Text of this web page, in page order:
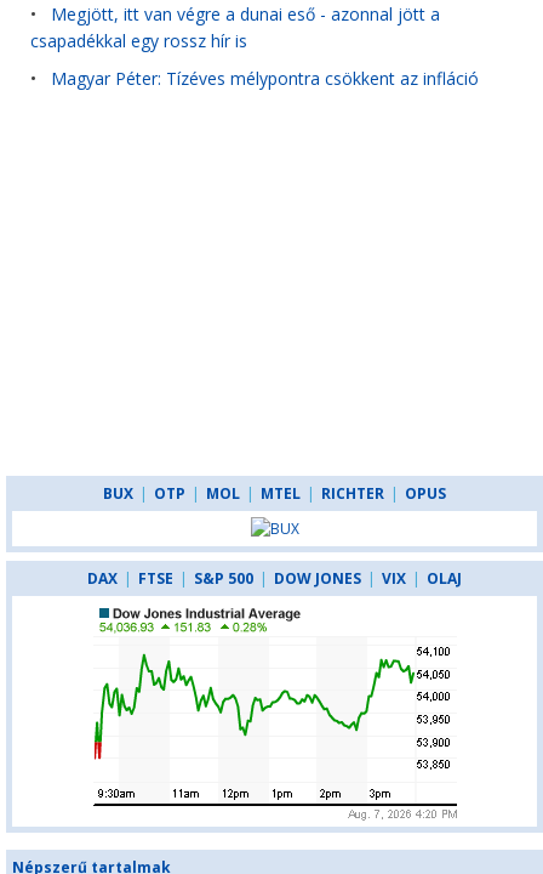
• Megjött, itt van végre a dunai eső - azonnal jött a
csapadékkal egy rossz hír is
• Magyar Péter: Tízéves mélypontra csökkent az infláció
BUX | OTP | MOL | MTEL | RICHTER | OPUS
DAX | FTSE | S&P 500 | DOW JONES | VIX | OLAJ
Népszerű tartalmak